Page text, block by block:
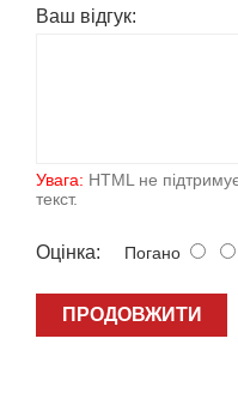
Ваш вiдгук:
Увага: HTML не
текст.
Оцiнка: Погано
ПРОДОВЖИТИ